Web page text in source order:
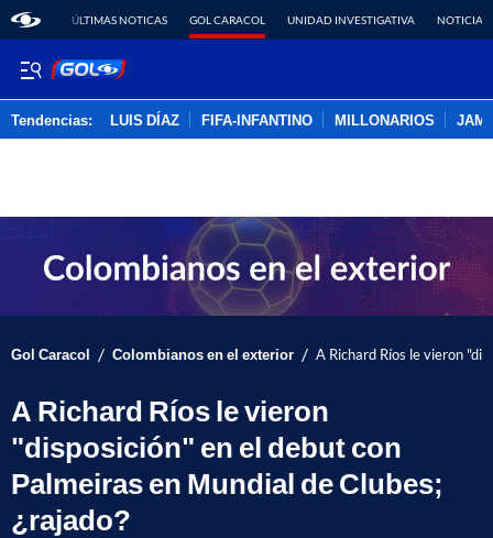
ÚLTIMAS NOTICAS GOL CARACOL UNIDAD INVESTIGATIVA NOTICIAS
Tendencias: LUIS DÍAZ FIFA-INFANTINO MILLONARIOS
Gol Caracol / Colombianos en el exterior / A Richard Ríos le vieron
A Richard Ríos le vieron
"disposición" en el debut con
Palmeiras en Mundial de Clubes;
¿rajado?